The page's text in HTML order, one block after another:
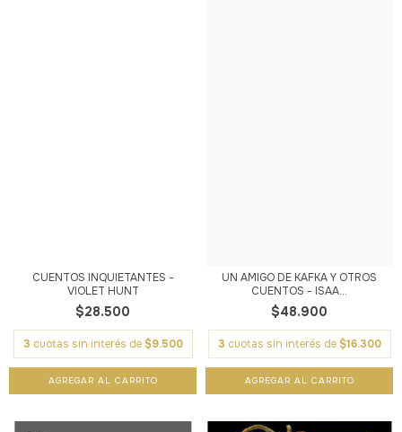
CUENTOS INQUIETANTES -
VIOLET HUNT
$28.500
3 cuotas sin interés de $9.500
UN AMIGO DE KAFKA Y OTROS
CUENTOS - ISAA...
$48.900
3 cuotas sin interés de $16.300